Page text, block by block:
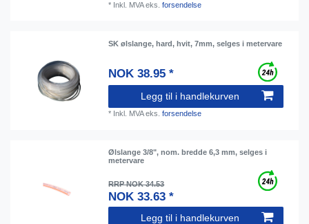
* Inkl. MVAeks.forsendelse
SK ølslange, hard, hvit, 7mm, selges i metervare
NOK 38.95 *
Legg til i handlekurven
* Inkl. MVAeks.forsendelse
Ølslange 3/8", nom. bredde 6,3 mm, selges i
metervare
RRP NOK 34.53
NOK 33.63 *
Legg til i handlekurven